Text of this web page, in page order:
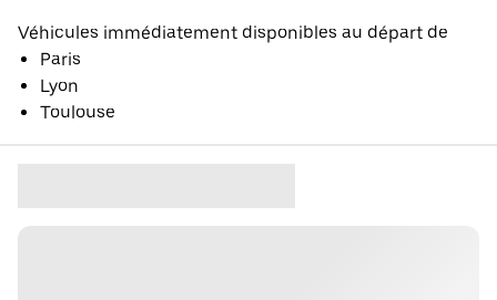
Véhicules immédiatement disponibles au départ de
Paris
Lyon
Toulouse